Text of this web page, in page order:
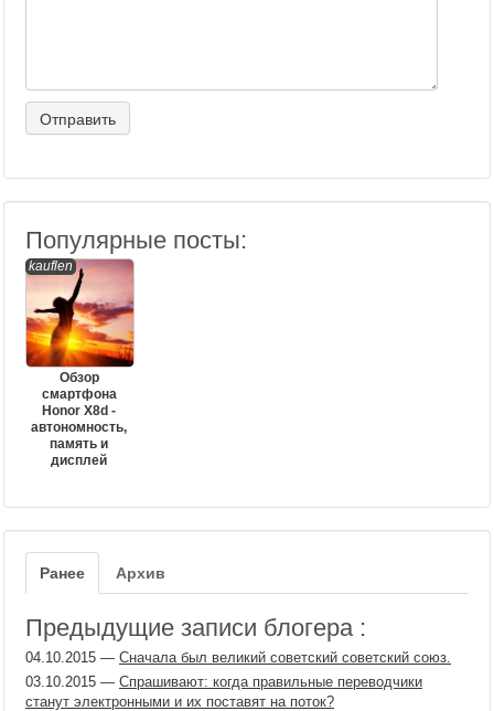
Популярные посты:
kauflen
Обзор
смартфона
Honor X8d -
автономность,
память и
дисплей
Ранее Архив
Предыдущие записи блогера :
04.10.2015 — Сначала был великий советский советский союз.
03.10.2015 — Спрашивают: когда правильные переводчики
станут электронными и их поставят на поток?